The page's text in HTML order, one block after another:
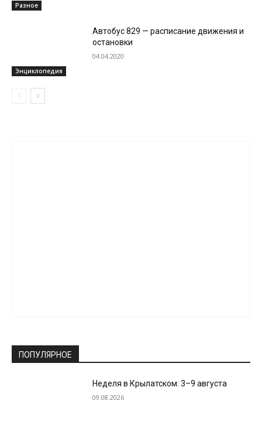
Разное
Энциклопедия
Автобус 829 — расписание движения и
остановки
04.04.2020
ПОПУЛЯРНОЕ
Неделя в Крылатском: 3–9 августа
09.08.2026